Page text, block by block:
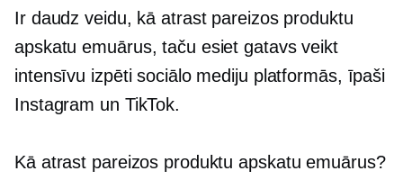
Ir daudz veidu, kā atrast pareizos produktu
apskatu emuārus, taču esiet gatavs veikt
intensīvu izpēti sociālo mediju platformās, īpaši
Instagram un TikTok.
Kā atrast pareizos produktu apskatu emuārus?